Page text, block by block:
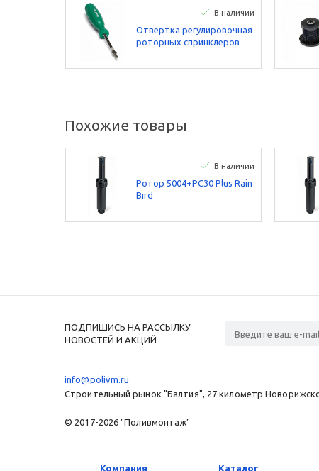
В наличии
Отвертка регулировочная
роторных спринклеров
Похожие товары
В наличии
Ротор 5004+PC30 Plus Rain
Bird
ПОДПИШИСЬ НА РАССЫЛКУ
НОВОСТЕЙ И АКЦИЙ
info@polivm.ru
Строительный рынок "Балтия", 27 километр
© 2017-2026 "Поливмонтаж"
Компания Каталог